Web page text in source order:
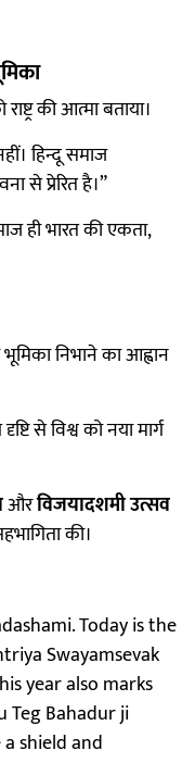
की आत्मा बताया।
हिन्दू समाज
से प्रेरित है।”
ही भारत की एकता,
निभाने का आह्वान
से विश्व को नया मार्ग
औरविजयादशमी उत्सव
की।
Today is the
Swayamsevak
year also marks
Teg Bahadur ji
shield and